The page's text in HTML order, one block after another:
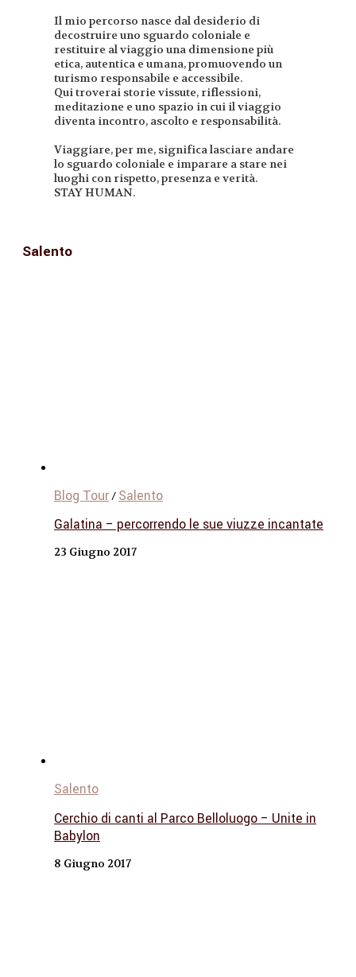
Il mio percorso nasce dal desiderio di
decostruire uno sguardo coloniale e
restituire al viaggio una dimensione più
etica, autentica e umana, promuovendo un
turismo responsabile e accessibile.
Qui troverai storie vissute, riflessioni,
meditazione e uno spazio in cui il viaggio
diventa incontro, ascolto e responsabilità.
Viaggiare, per me, significa lasciare andare
lo sguardo coloniale e imparare a stare nei
luoghi con rispetto, presenza e verità.
STAY HUMAN.
Salento
Blog Tour/ Salento
Galatina – percorrendo le sue viuzze incantate
23 Giugno 2017
Salento
Cerchio di canti al Parco Belloluogo – Unite in
Babylon
8 Giugno 2017